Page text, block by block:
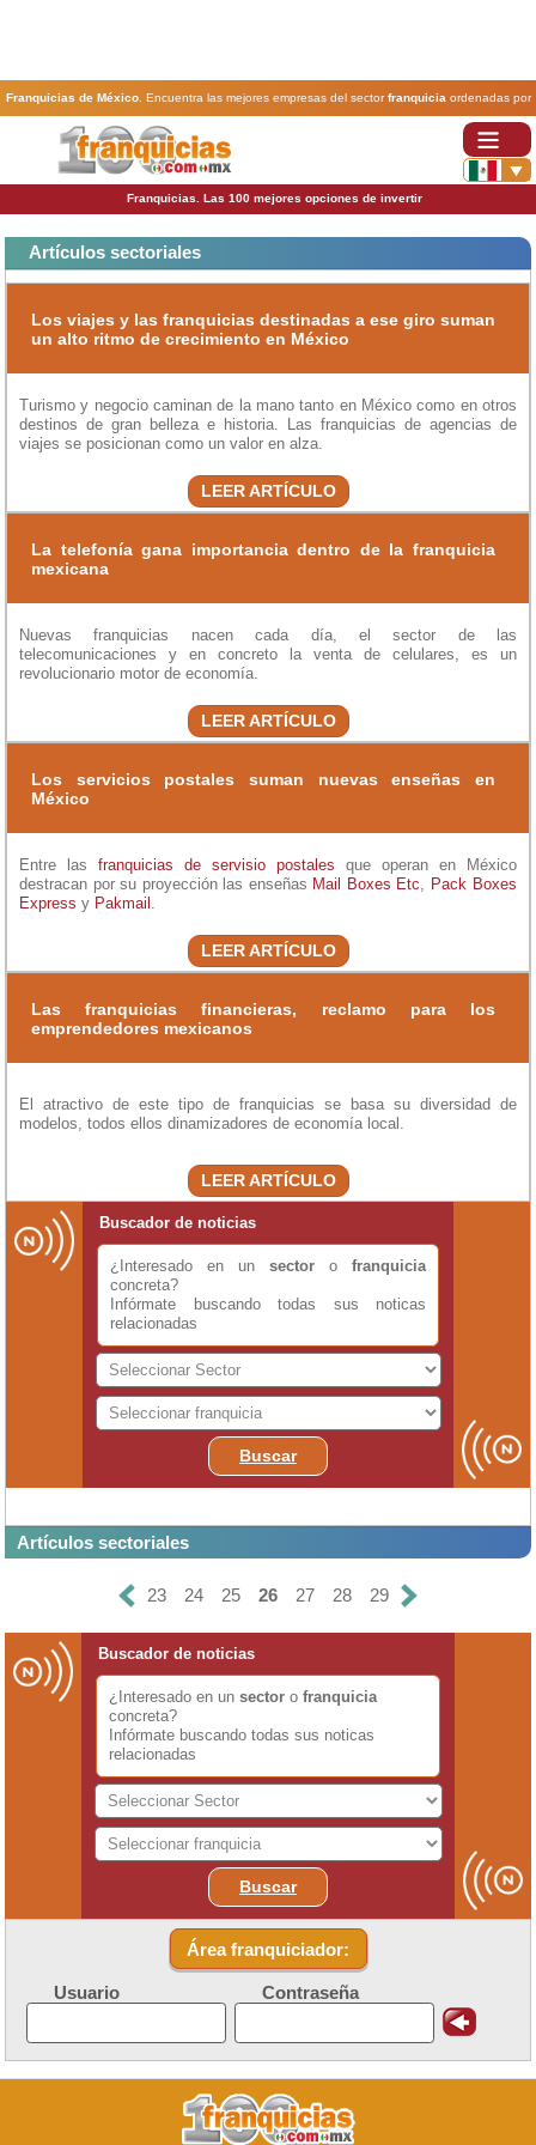
Franquicias de México. Encuentra las mejores empresas del sectorfranquicia ordenadas por
actividad. En www.100franquicias.com.mx encontrarás las más rentables, baratas y
Franquicias. Las 100 mejores opciones de invertir
Artículos sectoriales
Los viajes y las franquicias destinadas a ese giro suman
un alto ritmo de crecimiento en México
Turismo y negocio caminan de la mano tanto en México como en otros
destinos de gran belleza e historia. Las franquicias de agencias de
viajes se posicionan como un valor en alza.
LEER ARTÍCULO
La telefonía gana importancia dentro de la franquicia
mexicana
Nuevas franquicias nacen cada día, el sector de las
telecomunicaciones y en concreto la venta de celulares, es un
revolucionario motor de economía.
LEER ARTÍCULO
Los servicios postales suman nuevas enseñas en
México
Entre las franquicias de servisio postales que operan en México
destracan por su proyección las enseñas Mail Boxes Etc
Pack Boxes
Express y Pakmail
LEER ARTÍCULO
Las franquicias financieras, reclamo para los
emprendedores mexicanos
El atractivo de este tipo de franquicias se basa su diversidad de
modelos, todos ellos dinamizadores de economía local.
LEER ARTÍCULO
Buscador de noticias
¿Interesado en un sector o franquicia
concreta?
Infórmate buscando todas sus noticas
relacionadas
Buscar
Artículos sectoriales
23 24 25 26 27 28 29
Buscador de noticias
¿Interesado en un sector o franquicia
concreta?
Infórmate buscando todas sus noticas
relacionadas
Buscar
Área franquiciador:
Usuario Contraseña